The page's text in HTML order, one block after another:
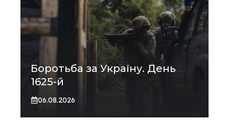
Боротьба за Україну. День
1625-й
06.08.2026